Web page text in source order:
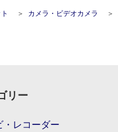
カメラ・ビデオカメラ
リー
・レコーダー